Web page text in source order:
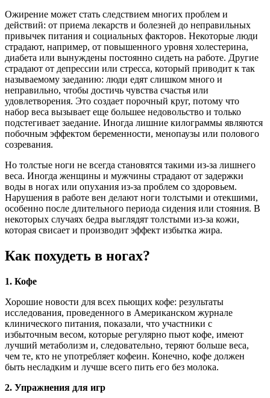
Ожирение может стать следствием многих проблем и
действий: от приема лекарств и болезней до неправильных
привычек питания и социальных факторов. Некоторые люди
страдают, например, от повышенного уровня холестерина,
диабета или вынуждены постоянно сидеть на работе. Другие
страдают от депрессии или стресса, который приводит к так
называемому заеданию: люди едят слишком много и
неправильно, чтобы достичь чувства счастья или
удовлетворения. Это создает порочный круг, потому что
набор веса вызывает еще большее недовольство и только
подстегивает заедание. Иногда лишние килограммы являются
побочным эффектом беременности, менопаузы или полового
созревания.
Но толстые ноги не всегда становятся такими из-за лишнего
веса. Иногда женщины и мужчины страдают от задержки
воды в ногах или опухания из-за проблем со здоровьем.
Нарушения в работе вен делают ноги толстыми и отекшими,
особенно после длительного периода сидения или стояния. В
некоторых случаях бедра выглядят толстыми из-за кожи,
которая свисает и производит эффект избытка жира.
Как похудеть в ногах?
1. Кофе
Хорошие новости для всех пьющих кофе: результаты
исследования, проведенного в Американском журнале
клинического питания, показали, что участники с
избыточным весом, которые регулярно пьют кофе, имеют
лучший метаболизм и, следовательно, теряют больше веса,
чем те, кто не употребляет кофеин. Конечно, кофе должен
быть несладким и лучше всего пить его без молока.
2. Упражнения для игр